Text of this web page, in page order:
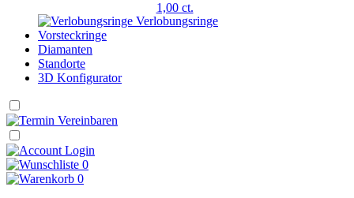
1,00 ct.
Verlobungsringe
Vorsteckringe
Diamanten
Standorte
3D Konfigurator
Login
0
0